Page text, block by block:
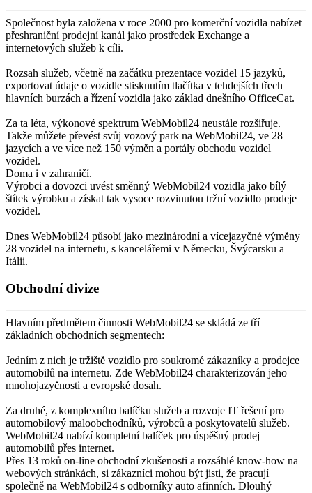
Společnost byla založena v roce 2000 pro komerční vozidla nabízet
přeshraniční prodejní kanál jako prostředek Exchange a
internetových služeb k cíli.
Rozsah služeb, včetně na začátku prezentace vozidel 15 jazyků,
exportovat údaje o vozidle stisknutím tlačítka v tehdejších třech
hlavních burzách a řízení vozidla jako základ dnešního OfficeCat.
Za ta léta, výkonové spektrum WebMobil24 neustále rozšiřuje.
Takže můžete převést svůj vozový park na WebMobil24, ve 28
jazycích a ve více než 150 výměn a portály obchodu vozidel
vozidel.
Doma i v zahraničí.
Výrobci a dovozci uvést směnný WebMobil24 vozidla jako bílý
štítek výrobku a získat tak vysoce rozvinutou tržní vozidlo prodeje
vozidel.
Dnes WebMobil24 působí jako mezinárodní a vícejazyčné výměny
28 vozidel na internetu, s kancelářemi v Německu, Švýcarsku a
Itálii.
Obchodní divize
Hlavním předmětem činnosti WebMobil24 se skládá ze tří
základních obchodních segmentech:
Jedním z nich je tržiště vozidlo pro soukromé zákazníky a prodejce
automobilů na internetu. Zde WebMobil24 charakterizován jeho
mnohojazyčnosti a evropské dosah.
Za druhé, z komplexního balíčku služeb a rozvoje IT řešení pro
automobilový maloobchodníků, výrobců a poskytovatelů služeb.
WebMobil24 nabízí kompletní balíček pro úspěšný prodej
automobilů přes internet.
Přes 13 roků on-line obchodní zkušenosti a rozsáhlé know-how na
webových stránkách, si zákazníci mohou být jisti, že pracují
společně na WebMobil24 s odborníky auto afinních. Dlouhý